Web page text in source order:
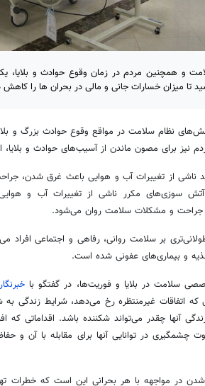
و همچنین مردم در زمان وقوع حوادث و بلایا،
تا میزان خسارات جانی و مالی در بحران ها را کاهش
نظام سلامت در مواقع وقوع حوادث بزرگ و
برای مصون ماندن از آسیب‌های حوادث و بلایا، از
ناشی از تغییرات آب و هوایی باعث غرق شدن،
سوزی‌های مکرر ناشی از تغییرات آب و
جراحت و مشکلات سلامت روان می‌شود.
بر سلامت روانی، رفاهی و اجتماعی افراد
و بیماری‌های عفونی شده است.
سلامت در بلایا و فوریت‌ها، در گفتگو با
که اتفاقات غیرمنتظره رخ می‌دهد، شرایط زندگی
آنها چقدر می‌تواند شکننده باشد. اقداماتی که
چشمگیری در توانایی آنها برای مقابله با آن و
شدن در مواجهه با هر بحرانی این است که خطرات